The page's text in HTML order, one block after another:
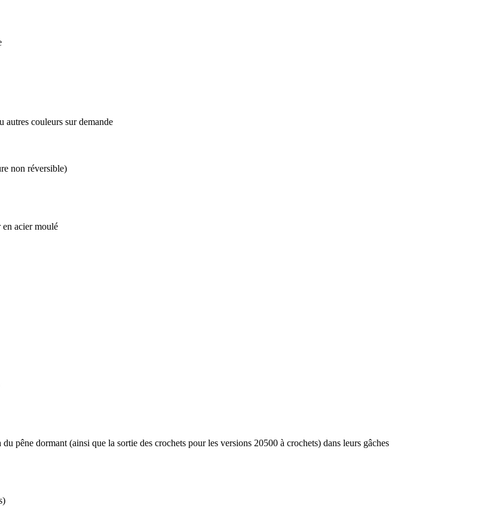
couleurs sur demande
non réversible)
acier moulé
pêne dormant (ainsi que la sortie des crochets pour les versions 20500 à crochets) dans leurs gâches